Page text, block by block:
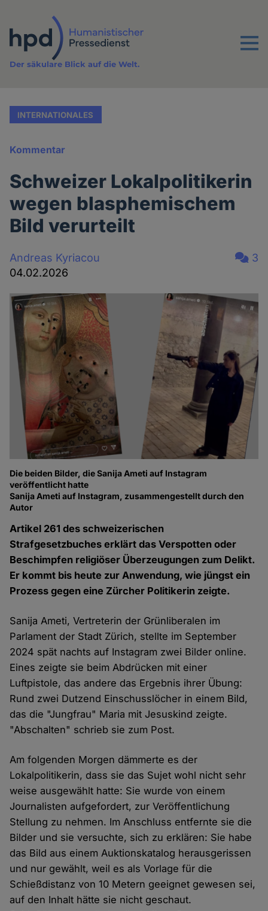
Inhalt
Menu
Der säkulare Blick auf die Welt.
INTERNATIONALES
Kommentar
Schweizer Lokalpolitikerin
wegen blasphemischem
Bild verurteilt
Andreas Kyriacou
04.02.2026
3
Die beiden Bilder, die Sanija Ameti auf Instagram
veröffentlicht hatte
Sanija Ameti auf Instagram, zusammengestellt durch den
Autor
Artikel 261 des schweizerischen
Strafgesetzbuches erklärt das Verspotten oder
Beschimpfen religiöser Überzeugungen zum Delikt.
Er kommt bis heute zur Anwendung, wie jüngst ein
Prozess gegen eine Zürcher Politikerin zeigte.
Sanija Ameti, Vertreterin der Grünliberalen im
Parlament der Stadt Zürich, stellte im September
2024 spät nachts auf Instagram zwei Bilder online.
Eines zeigte sie beim Abdrücken mit einer
Luftpistole, das andere das Ergebnis ihrer Übung:
Rund zwei Dutzend Einschusslöcher in einem Bild,
das die "Jungfrau" Maria mit Jesuskind zeigte.
"Abschalten" schrieb sie zum Post.
Am folgenden Morgen dämmerte es der
Lokalpolitikerin, dass sie das Sujet wohl nicht sehr
weise ausgewählt hatte: Sie wurde von einem
Journalisten aufgefordert, zur Veröffentlichung
Stellung zu nehmen. Im Anschluss entfernte sie die
Bilder und sie versuchte, sich zu erklären: Sie habe
das Bild aus einem Auktionskatalog herausgerissen
und nur gewählt, weil es als Vorlage für die
Schießdistanz von 10 Metern geeignet gewesen sei,
auf den Inhalt hätte sie nicht geschaut.